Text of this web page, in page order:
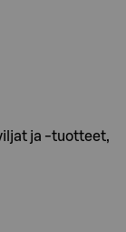
ja -tuotteet,